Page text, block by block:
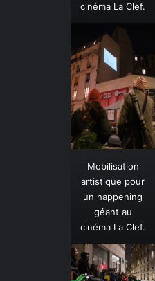
cinéma La Clef.
Mobilisation
artistique pour
un happening
géant au
cinéma La Clef.